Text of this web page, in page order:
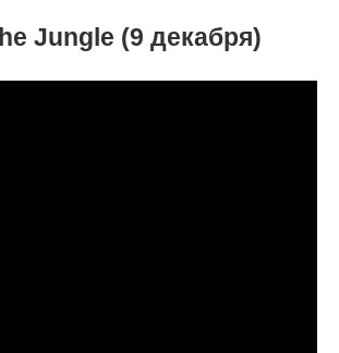
Jungle (9 декабря)